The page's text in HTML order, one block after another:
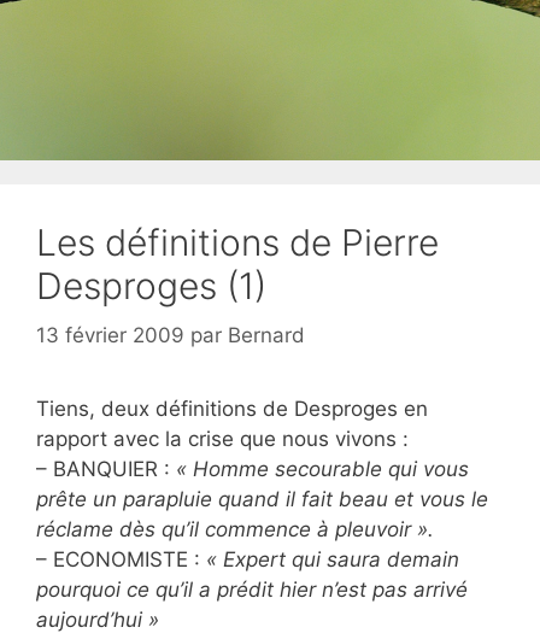
Les définitions de Pierre
Desproges (1)
13 février 2009 par Bernard
Tiens, deux définitions de Desproges en
rapport avec la crise que nous vivons :
– BANQUIER : « Homme secourable qui vous
prête un parapluie quand il fait beau et vous le
réclame dès qu’il commence à pleuvoir ».
– ECONOMISTE : « Expert qui saura demain
pourquoi ce qu’il a prédit hier n’est pas arrivé
aujourd’hui »